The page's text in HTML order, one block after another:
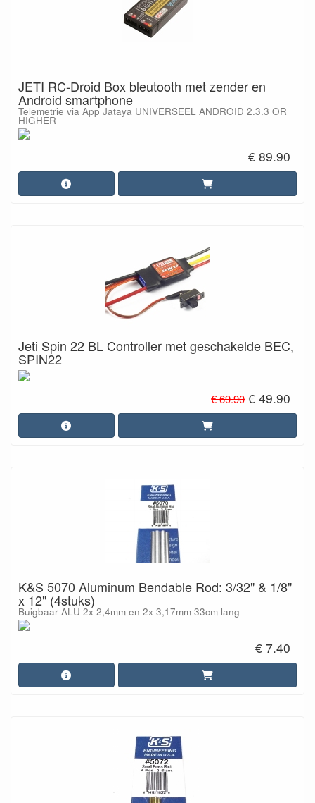
JETI RC-Droid Box bleutooth met zender en
Android smartphone
Telemetrie via App Jataya UNIVERSEEL ANDROID 2.3.3 OR
HIGHER
€ 89.90
Jeti Spin 22 BL Controller met geschakelde BEC,
SPIN22
€ 69.90 € 49.90
K&S 5070 Aluminum Bendable Rod: 3/32" & 1/8"
x 12" (4stuks)
Buigbaar ALU 2x 2,4mm en 2x 3,17mm 33cm lang
€ 7.40